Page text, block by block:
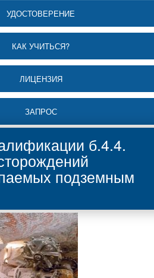
УДОСТОВЕРЕНИЕ
КАК УЧИТЬСЯ?
ЛИЦЕНЗИЯ
ЗАПРОС
б.4.4.
подземным